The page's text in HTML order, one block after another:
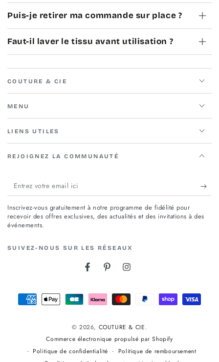
Puis-je retirer ma commande sur place ?
Faut-il laver le tissu avant utilisation ?
COUTURE & CIE
MENU
LIENS UTILES
REJOIGNEZ LA COMMUNAUTÉ
Entrez
votre
email
ici
Inscrivez-vous gratuitement à notre programme de fidélité pour
recevoir des offres exclusives, des actualités et des invitations à des
événements.
SUIVEZ-NOUS SUR LES RÉSEAUX
FacebookPinterestInstagram
© 2026, COUTURE & CIE.
Commerce électronique propulsé par Shopify
Politique de confidentialité
Politique de remboursement
Modes